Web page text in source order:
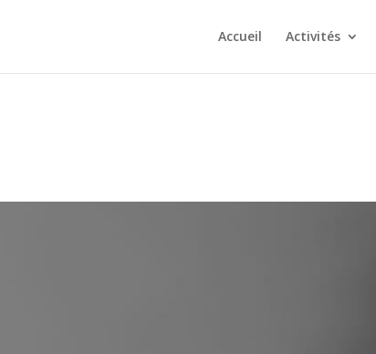
Accueil Activités